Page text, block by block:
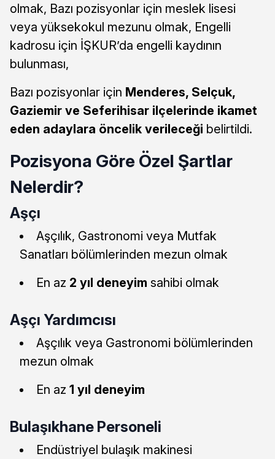
olmak, Bazı pozisyonlar için meslek lisesi
veya yüksekokul mezunu olmak, Engelli
kadrosu için İŞKUR’da engelli kaydının
bulunması,
Bazı pozisyonlar için Menderes, Selçuk,
Gaziemir ve Seferihisar ilçelerinde ikamet
eden adaylara öncelik verileceği belirtildi.
Pozisyona Göre Özel Şartlar
Nelerdir?
Aşçı
Aşçılık, Gastronomi veya Mutfak
Sanatları bölümlerinden mezun olmak
En az 2 yıl deneyim sahibi olmak
Aşçı Yardımcısı
Aşçılık veya Gastronomi bölümlerinden
mezun olmak
En az 1 yıl deneyim
Bulaşıkhane Personeli
Endüstriyel bulaşık makinesi